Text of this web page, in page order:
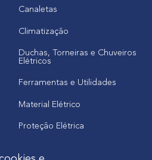
Canaletas
Climatização
Duchas, Torneiras e Chuveiros
Elétricos
Ferramentas e Utilidades
Material Elétrico
Proteção Elétrica